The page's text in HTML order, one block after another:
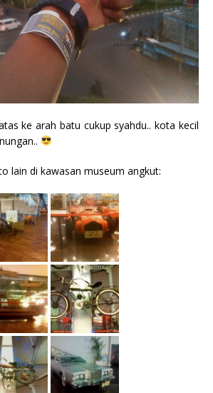
ke arah batu cukup syahdu.. kota kecil
lain di kawasan museum angkut: